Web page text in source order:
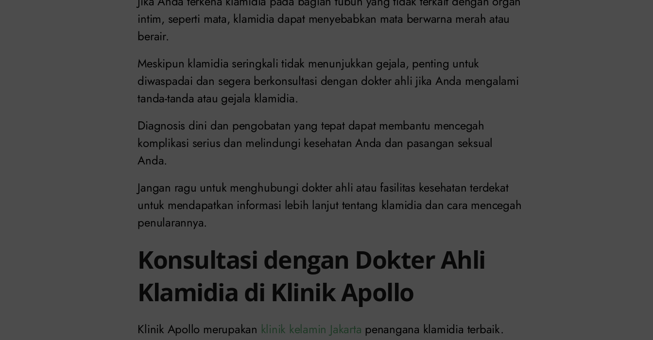
intim, seperti mata, klamidia dapat menyebabkan mata berwarna merah atau
berair.
Meskipun klamidia seringkali tidak menunjukkan gejala, penting untuk
diwaspadai dan segera berkonsultasi dengan dokter ahli jika Anda mengalami
tanda-tanda atau gejala klamidia.
Diagnosis dini dan pengobatan yang tepat dapat membantu mencegah
komplikasi serius dan melindungi kesehatan Anda dan pasangan seksual
Anda.
Jangan ragu untuk menghubungi dokter ahli atau fasilitas kesehatan terdekat
untuk mendapatkan informasi lebih lanjut tentang klamidia dan cara mencegah
penularannya.
Konsultasi dengan Dokter Ahli
Klamidia di Klinik Apollo
Klinik Apollo merupakan klinik kelamin Jakarta penangana klamidia terbaik.